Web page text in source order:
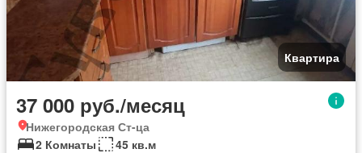
Квартира
37 000 руб./месяц
Нижегородская Ст-ца
2 Комнаты
45 кв.м